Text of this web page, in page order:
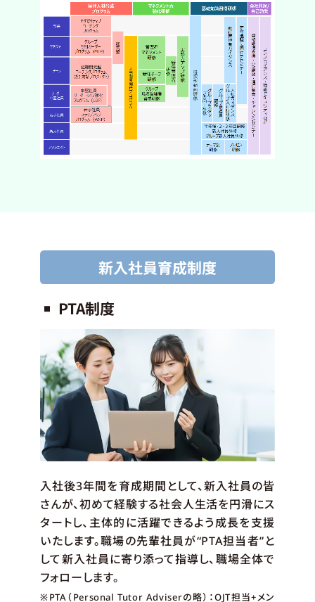
新入社員育成制度
■ PTA制度
入社後3年間を育成期間として、新入社員の皆
さんが、初めて経験する社会人生活を円滑にス
タートし、主体的に活躍できるよう成長を支援
いたします。職場の先輩社員が“PTA担当者”と
して新入社員に寄り添って指導し、職場全体で
フォローします。
※PTA（Personal Tutor Adviserの略）：OJT担当+メン